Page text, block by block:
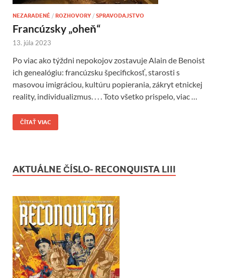
NEZARADENÉ / ROZHOVORY / SPRAVODAJSTVO
Francúzsky „oheň“
13. júla 2023
Po viac ako týždni nepokojov zostavuje Alain de Benoist
ich genealógiu: francúzsku špecifickosť, starosti s
masovou imigráciou, kultúru popierania, zákryt etnickej
reality, individualizmus. . . . Toto všetko prispelo, viac …
ČÍTAŤ VIAC
AKTUÁLNE ČÍSLO- RECONQUISTA LIII